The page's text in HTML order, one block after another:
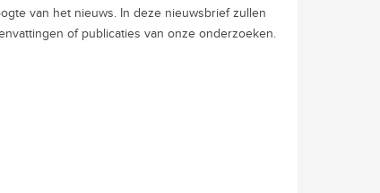
van het nieuws. In deze nieuwsbrief zullen
of publicaties van onze onderzoeken.